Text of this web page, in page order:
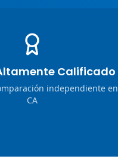
Calificado
independiente en
CA